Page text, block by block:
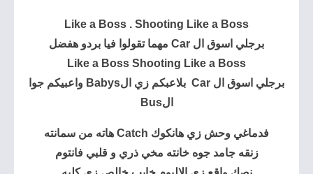
Like a Boss . Shooting Like a Boss
برجلي اسوق ال Car مهما تقولوا فيا بردو هفضل
Like a Boss Shooting Like a Boss
برجلي اسوق ال Car بلاعبكم زي الBabys واعبيكم جوا
الBus
فدماغي وحش زي هانكوك Catch هاته من سمانته
زنقه جامد جوه خانته مخي ذري و قلبي فانتوم